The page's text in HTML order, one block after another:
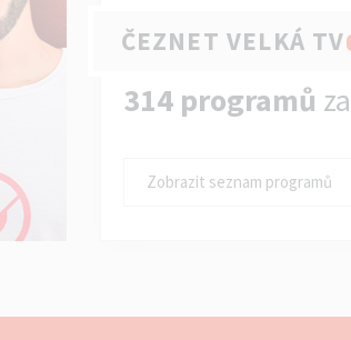
ČEZNET VELKÁ TV
314 programů za
Zobrazit seznam programů